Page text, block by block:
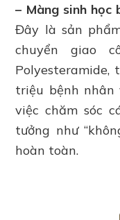
– Màng sinh
Đây là sản
chuyển giao
Polyesteramide,
triệu bệnh nhân
việc chăm sóc
tưởng như
hoàn toàn.